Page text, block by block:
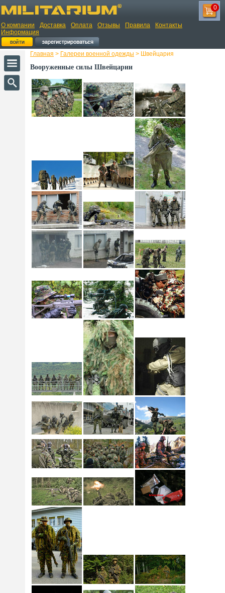
О компании Доставка Оплата Отзывы Правила
Контакты
Информация
0
Главная > Галереи военной одежды > Швейцария
Вооруженные силы Швейцарии